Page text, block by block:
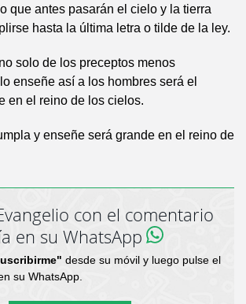
que antes pasarán el cielo y la tierra
hasta la última letra o tilde de la ley.
solo de los preceptos menos
enseñe así a los hombres será el
en el reino de los cielos.
y enseñe será grande en el reino de
con el comentario
en su WhatsApp
desde su móvil y luego pulse el
su WhatsApp.